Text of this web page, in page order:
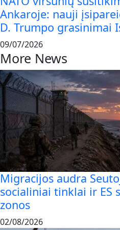
Ankaroje: nauji
D. Trumpo grasinimai
09/07/2026
More News
Migracijos audra
socialiniai tinklai ir ES
zonos
02/08/2026